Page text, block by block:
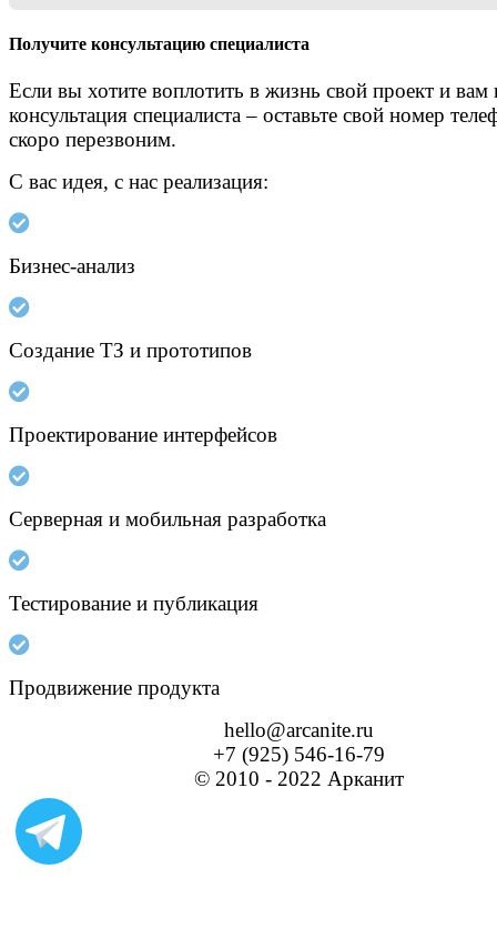
Получите консультацию специалиста
Если вы хотите воплотить в жизнь свой проект и вам
консультация специалиста – оставьте свой номер
скоро перезвоним.
С вас идея, с нас реализация:
Бизнес-анализ
Создание ТЗ и прототипов
Проектирование интерфейсов
Серверная и мобильная разработка
Тестирование и публикация
Продвижение продукта
hello@arcanite.ru
+7 (925) 546-16-79
© 2010 - 2022 Арканит